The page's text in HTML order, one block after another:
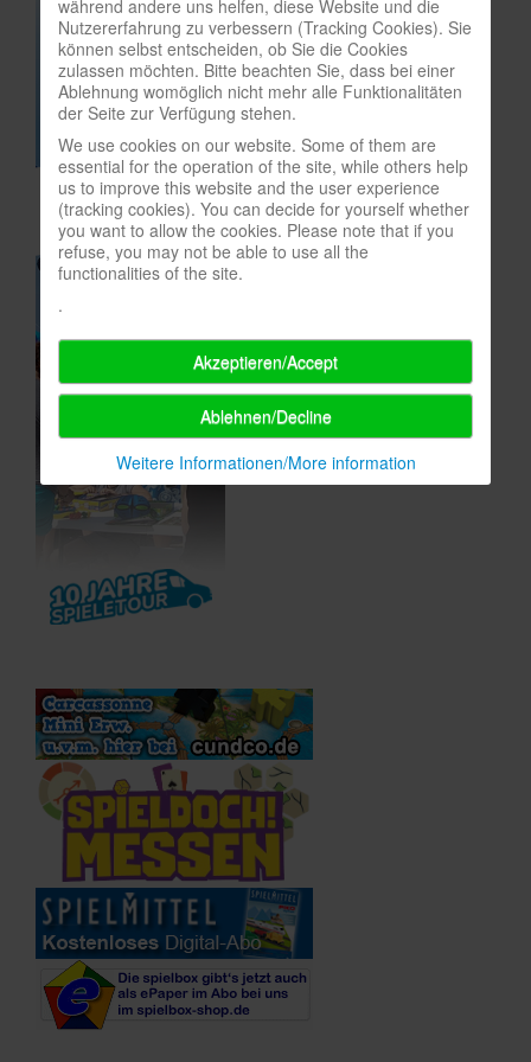
In eigener Sache-On our own behalf
Archivierte Meldungen-News archive
während andere uns helfen, diese Website und die
Nutzererfahrung zu verbessern (Tracking Cookies). Sie
können selbst entscheiden, ob Sie die Cookies
zulassen möchten. Bitte beachten Sie, dass bei einer
Ablehnung womöglich nicht mehr alle Funktionalitäten
der Seite zur Verfügung stehen.
We use cookies on our website. Some of them are
essential for the operation of the site, while others help
us to improve this website and the user experience
(tracking cookies). You can decide for yourself whether
you want to allow the cookies. Please note that if you
refuse, you may not be able to use all the
functionalities of the site.
.
Akzeptieren/Accept
Ablehnen/Decline
Weitere Informationen/More information